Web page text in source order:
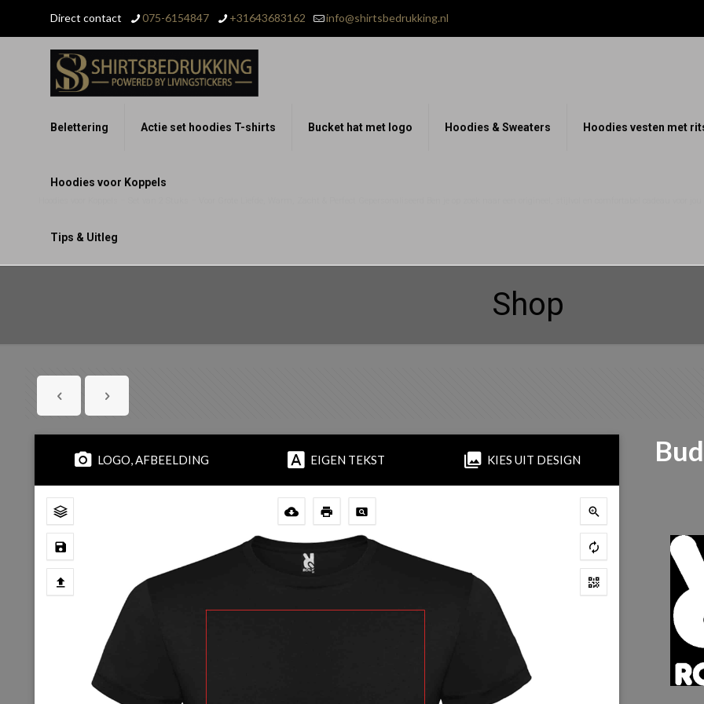
Direct contact 075-6154847 +31643683162 info@shirtsbedrukking.nl
Belettering Actie set hoodies T-shirts Bucket hat met logo Hoodies & Sweaters Hoodies vesten met
Hoodies voor Koppels
Tips & Uitleg
Shop
LOGO, AFBEELDING EIGEN TEKST KIES UIT DESIGN